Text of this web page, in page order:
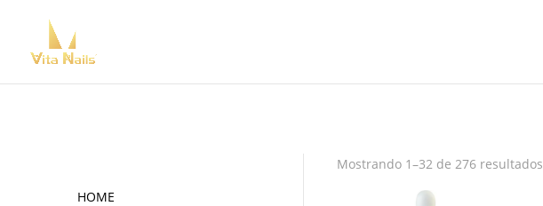
HOME
Mostrando 1–32 de 276 resultados